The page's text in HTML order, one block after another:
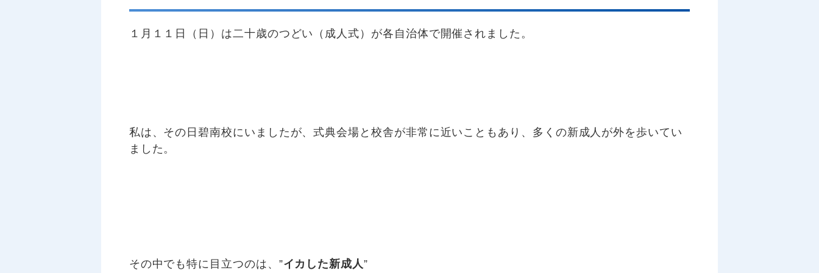
１月１１日（日）は二十歳のつどい（成人式）が各自治体で開催されました。
私は、その日碧南校にいましたが、式典会場と校舎が非常に近いこともあり、多くの新成人が外を歩いてい
ました。
その中でも特に目立つのは、”イカした新成人”